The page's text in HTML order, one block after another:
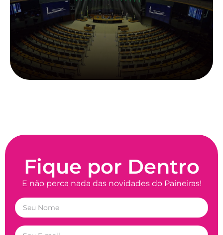
Fique por Dentro
E não perca nada das novidades do Paineiras!